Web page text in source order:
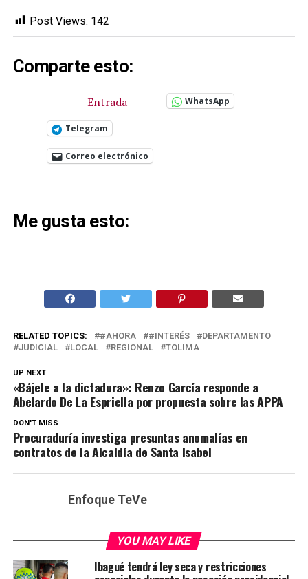
Post Views: 142
Comparte esto:
Entrada WhatsApp
Telegram
Correo electrónico
Me gusta esto:
RELATED TOPICS: #AHORA #INTERÉS
DEPARTAMENTO
JUDICIAL
LOCAL REGIONAL TOLIMA
UP NEXT
«Bájele a la dictadura»: Renzo García responde a
Abelardo De La Espriella por propuesta sobre las APPA
DON'T MISS
Procuraduría investiga presuntas anomalías en
contratos de la Alcaldía de Santa Isabel
Enfoque TeVe
YOU MAY LIKE
Ibagué tendrá ley seca y restricciones